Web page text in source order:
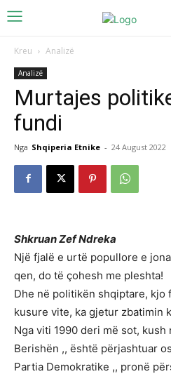
Kreu Analizë
Analizë
Murtajes
fundi
Nga Shqiperia Etnike - 24 August 2022
Shkruan Zef Ndreka
Një fjalë e urtë popullore e
qen, do të çohesh me pleshta!
Dhe në politikën shqiptare, kjo
kusure vite, ka gjetur zbatimin
Nga viti 1990 deri më sot, kush
Berishën ,, është përjashtuar
Partia Demokratike ,, pronë